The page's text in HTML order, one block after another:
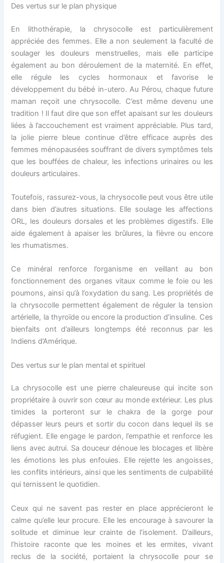
Des vertus sur le plan physique
En lithothérapie, la chrysocolle est particulièrement
appréciée des femmes. Elle a non seulement la faculté de
soulager les douleurs menstruelles, mais elle participe
également au bon déroulement de la maternité. En effet,
elle régule les cycles hormonaux et favorise le
développement du bébé in-utero. Au Pérou, chaque future
maman reçoit une chrysocolle. C’est même devenu une
tradition ! Il faut dire que son effet apaisant sur les douleurs
liées à l’accouchement est vraiment appréciable. Plus tard,
la jolie pierre bleue continue d’être efficace auprès des
femmes ménopausées souffrant de divers symptômes tels
que les bouffées de chaleur, les infections urinaires ou les
douleurs articulaires.
Toutefois, rassurez-vous, la chrysocolle peut vous être utile
dans bien d’autres situations. Elle soulage les affections
ORL, les douleurs dorsales et les problèmes digestifs. Elle
aide également à apaiser les brûlures, la fièvre ou encore
les rhumatismes.
Ce minéral renforce l’organisme en veillant au bon
fonctionnement des organes vitaux comme le foie ou les
poumons, ainsi qu’à l’oxydation du sang. Les propriétés de
la chrysocolle permettent également de réguler la tension
artérielle, la thyroïde ou encore la production d’insuline. Ces
bienfaits ont d’ailleurs longtemps été reconnus par les
Indiens d’Amérique.
Des vertus sur le plan mental et spirituel
La chrysocolle est une pierre chaleureuse qui incite son
propriétaire à ouvrir son cœur au monde extérieur. Les plus
timides la porteront sur le chakra de la gorge pour
dépasser leurs peurs et sortir du cocon dans lequel ils se
réfugient. Elle engage le pardon, l’empathie et renforce les
liens avec autrui. Sa douceur dénoue les blocages et libère
les émotions les plus enfouies. Elle rejette les angoisses,
les conflits intérieurs, ainsi que les sentiments de culpabilité
qui ternissent le quotidien.
Ceux qui ne savent pas rester en place apprécieront le
calme qu’elle leur procure. Elle les encourage à savourer la
solitude et diminue leur crainte de l’isolement. D’ailleurs,
l’histoire raconte que les moines et les ermites, vivant
reclus de la société, portaient la chrysocolle pour se